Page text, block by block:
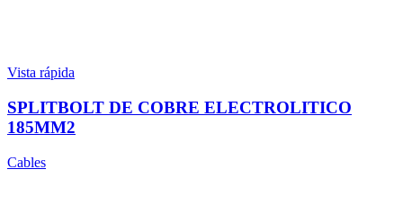
Vista rápida
SPLITBOLT DE COBRE ELECTROLITICO
185MM2
Cables